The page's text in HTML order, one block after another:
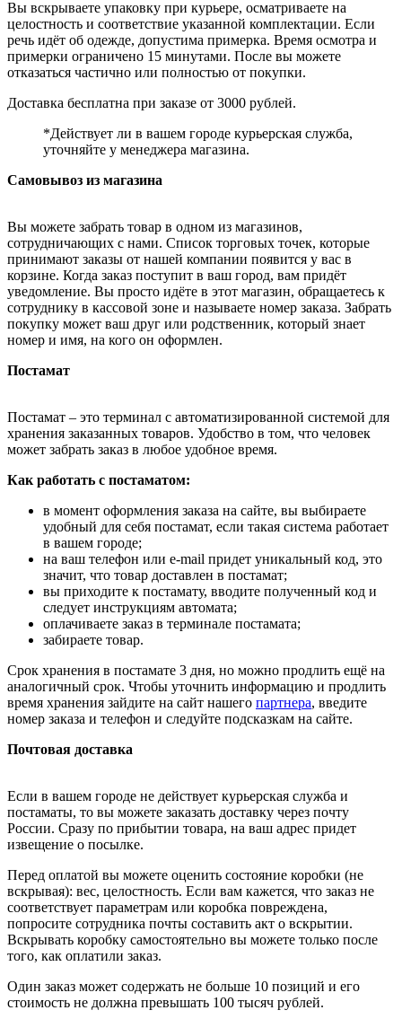
Вы вскрываете упаковку при курьере, осматриваете на
целостность и соответствие указанной комплектации. Если
речь идёт об одежде, допустима примерка. Время осмотра и
примерки ограничено 15 минутами. После вы можете
отказаться частично или полностью от покупки.
Доставка бесплатна при заказе от 3000 рублей.
*Действует ли в вашем городе курьерская служба,
уточняйте у менеджера магазина.
Самовывоз из магазина
Вы можете забрать товар в одном из магазинов,
сотрудничающих с нами. Список торговых точек, которые
принимают заказы от нашей компании появится у вас в
корзине. Когда заказ поступит в ваш город, вам придёт
уведомление. Вы просто идёте в этот магазин, обращаетесь к
сотруднику в кассовой зоне и называете номер заказа. Забрать
покупку может ваш друг или родственник, который знает
номер и имя, на кого он оформлен.
Постамат
Постамат – это терминал с автоматизированной системой для
хранения заказанных товаров. Удобство в том, что человек
может забрать заказ в любое удобное время.
Как работать с постаматом:
в момент оформления заказа на сайте, вы выбираете
удобный для себя постамат, если такая система работает
в вашем городе;
на ваш телефон или e-mail придет уникальный код, это
значит, что товар доставлен в постамат;
вы приходите к постамату, вводите полученный код и
следует инструкциям автомата;
оплачиваете заказ в терминале постамата;
забираете товар.
Срок хранения в постамате 3 дня, но можно продлить ещё на
аналогичный срок. Чтобы уточнить информацию и продлить
время хранения зайдите на сайт нашего партнера, введите
номер заказа и телефон и следуйте подсказкам на сайте.
Почтовая доставка
Если в вашем городе не действует курьерская служба и
постаматы, то вы можете заказать доставку через почту
России. Сразу по прибытии товара, на ваш адрес придет
извещение о посылке.
Перед оплатой вы можете оценить состояние коробки (не
вскрывая): вес, целостность. Если вам кажется, что заказ не
соответствует параметрам или коробка повреждена,
попросите сотрудника почты составить акт о вскрытии.
Вскрывать коробку самостоятельно вы можете только после
того, как оплатили заказ.
Один заказ может содержать не больше 10 позиций и его
стоимость не должна превышать 100 тысяч рублей.